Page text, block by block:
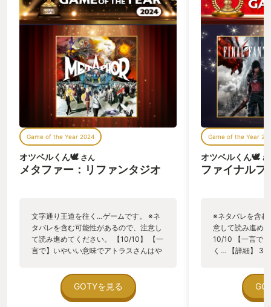
Game of the Year 2024
オツベルくん🕊️ さん
メタファー：リファンタジオ
文字通り王道を往く…ゲームです。 ※ネ
タバレを含む可能性があるので、注意し
て読み進めてください。 【10/10】 【一
言で】いやいい意味でアトラスさんはや
いやこのゲームからはペルソナ５以来の
衝撃を受けたし、2021のYour GOTYの
時にも書いたけど、AAAのRPGの求めら
GOTYを見る
Game of the Year
オツベルくん🕊️ さ
ファイナルフ
※ネタバレを含む
意して読み進め
10/10 【一言で
く… 【詳細】 30
来の『体験型ア
うのが、このゲ
感想だった。 さ